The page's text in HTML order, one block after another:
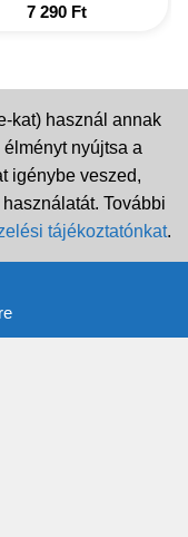
7 290 Ft
kat) használ annak
nyújtsa a
igénybe veszed,
További
tájékoztatónkat.